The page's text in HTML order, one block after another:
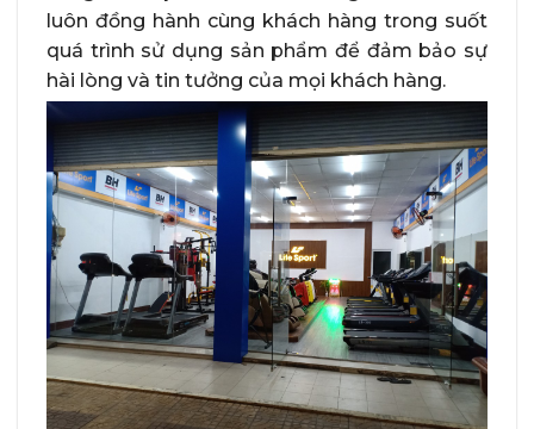
luôn đồng hành cùng khách hàng trong suốt
quá trình sử dụng sản phẩm để đảm bảo sự
hài lòng và tin tưởng của mọi khách hàng.